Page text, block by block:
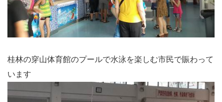
桂林の穿山体育館のプールで水泳を楽しむ市民で賑わって
います